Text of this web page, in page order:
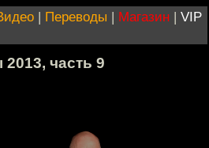
| Переводы | Магазин | VIP
часть 9